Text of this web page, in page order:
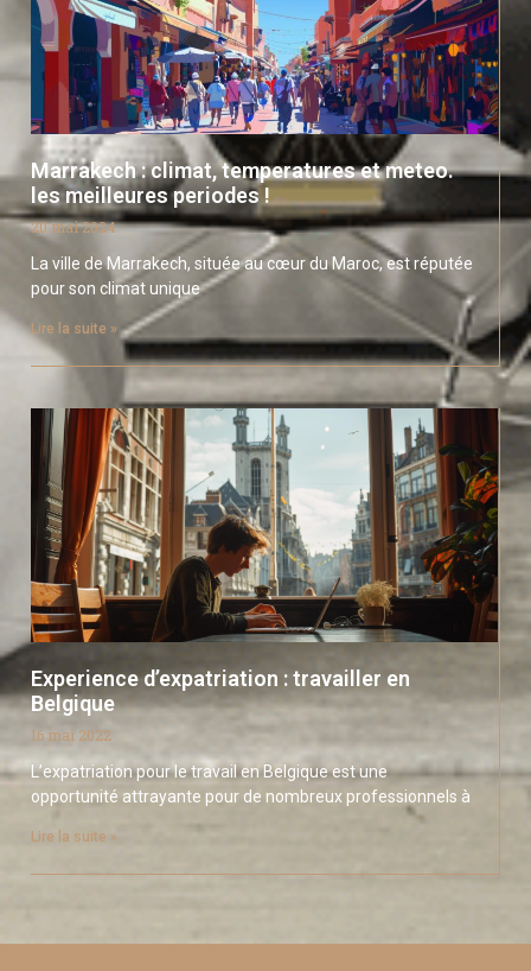
Marrakech : climat, temperatures et meteo.
les meilleures periodes !
20 mai 2024
La ville de Marrakech, située au cœur du Maroc, est réputée
pour son climat unique
Lire la suite »
Experience d’expatriation : travailler en
Belgique
16 mai 2022
L’expatriation pour le travail en Belgique est une
opportunité attrayante pour de nombreux professionnels à
Lire la suite »